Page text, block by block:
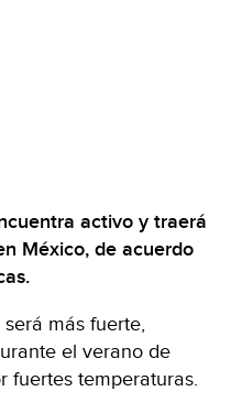
activo y traerá
México, de acuerdo
más fuerte,
el verano de
fuertes temperaturas.